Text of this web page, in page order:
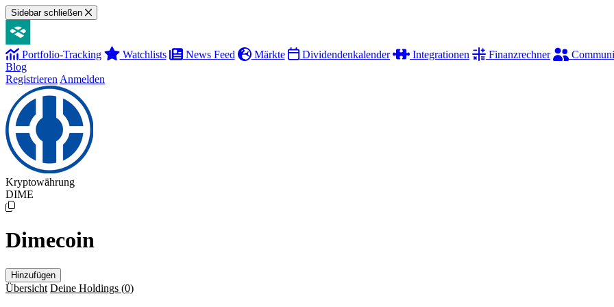
Sidebar schließen
Portfolio-Tracking Watchlists News Feed Märkte Dividendenkalender Integrationen Finanzrechner
Blog
Registrieren Anmelden
Kryptowährung
DIME
Dimecoin
Hinzufügen
Übersicht Deine Holdings (0)